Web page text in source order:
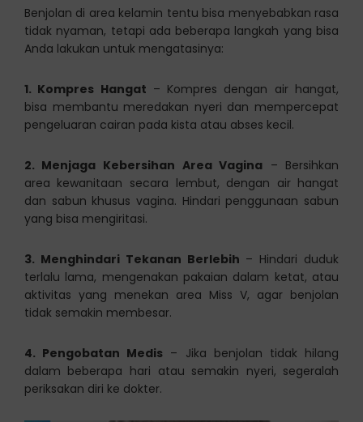
Benjolan di area kelamin tentu bisa menyebabkan rasa
tidak nyaman, tetapi ada beberapa langkah yang bisa
Anda lakukan untuk mengatasinya:
1. Kompres Hangat – Kompres dengan air hangat,
bisa membantu meredakan nyeri dan mempercepat
pengeluaran cairan pada kista atau abses kecil.
2. Menjaga Kebersihan Area Vagina – Bersihkan
area kewanitaan secara lembut, dengan air hangat
dan sabun khusus vagina. Hindari penggunaan sabun
yang bisa mengiritasi.
3. Menghindari Tekanan Berlebih – Hindari duduk
terlalu lama, mengenakan pakaian dalam ketat, atau
aktivitas yang menekan area Miss V, agar benjolan
tidak semakin membesar.
4. Pengobatan Medis – Jika benjolan tidak hilang
dalam beberapa hari atau semakin nyeri, segeralah
periksakan diri ke dokter.